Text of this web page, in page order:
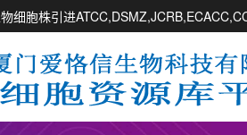
细胞株引进